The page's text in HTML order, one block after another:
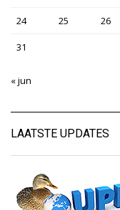
24 25 26
31
« jun
LAATSTE UPDATES